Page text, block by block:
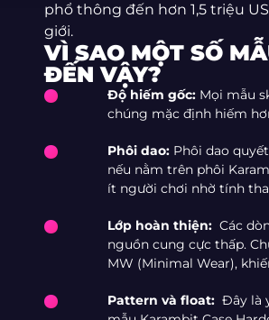
phổ thông đến hơn 1,5 triệu
giới.
VÌ SAO MỘT SỐ
ĐẾN VẬY?
Độ hiếm gốc: Mọi mẫu
chúng mặc định hiếm
Phôi dao: Phôi dao
nếu nằm trên phôi
ít người chơi nhờ tính
Lớp hoàn thiện: Các
nguồn cung cực thấp.
MW (Minimal Wear),
Pattern và float: Đây là